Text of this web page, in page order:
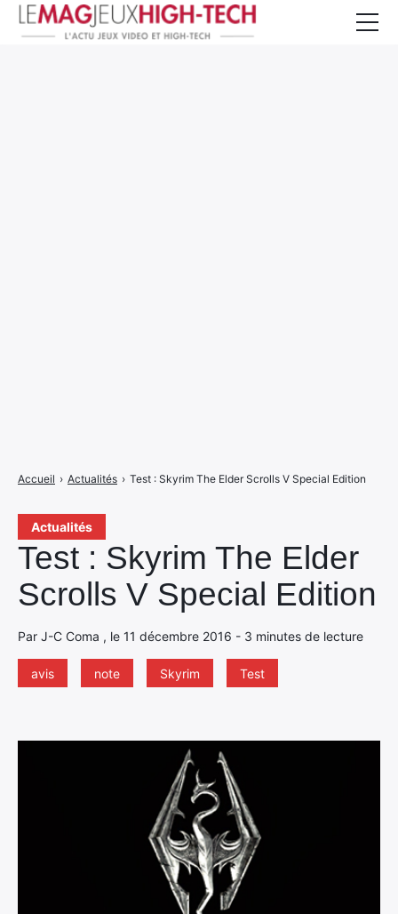
Actualités
Test : Skyrim The Elder
Scrolls V Special Edition
Par J-C Coma , le 11 décembre 2016 - 3 minutes de lecture
avis note Skyrim Test
Accueil › Actualités › Test : Skyrim The Elder Scrolls V Special Edition